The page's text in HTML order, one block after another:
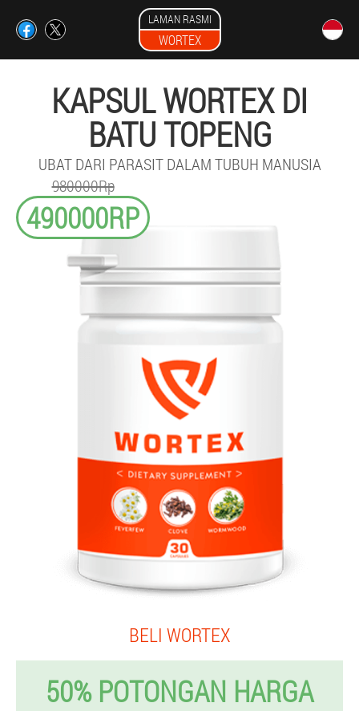
LAMAN RASMI
WORTEX
KAPSUL WORTEX DI
BATU TOPENG
UBAT DARI PARASIT DALAM TUBUH MANUSIA
980000Rp
490000RP
BELI WORTEX
50% POTONGAN HARGA